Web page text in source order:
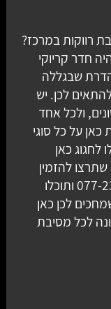
רווקות במרכז?
חדר קריוקי
שבגללה
לכן. יש
ולכל אחד
על כל סוגי
לחגוג כאן
להזמין
מקום עוד היום, חייגו למספר: 077-2318307 ותוכלו
לכן כאן
לכל מסיבת